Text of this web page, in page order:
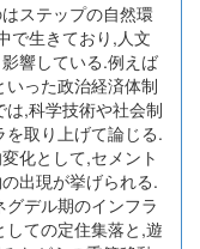
ステップの自然環
で生きており,人文
響している.例えば
った政治経済体制
,科学技術や社会制
取り上げて論じる.
化として,セメント
出現が挙げられる.
デル期のインフラ
ての定住集落と,遊